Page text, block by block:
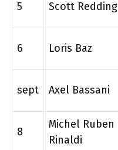
5 Scott Redding
6 Loris Baz
sept Axel Bassani
8
Michel Ruben
Rinaldi